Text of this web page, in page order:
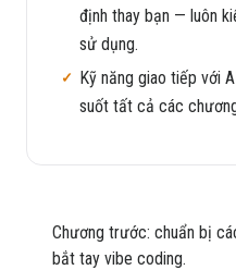
định thay bạn — luôn
sử dụng.
Kỹ năng giao tiếp với
suốt tất cả các
Chương trước: chuẩn bị
bắt tay vibe coding.